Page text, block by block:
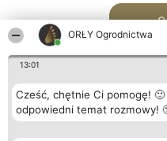
ORŁY Ogrodnictwa
13:01
Cześć, chętnie Ci pomogę!
odpowiedni temat rozmowy!
Organizator plebiscytu